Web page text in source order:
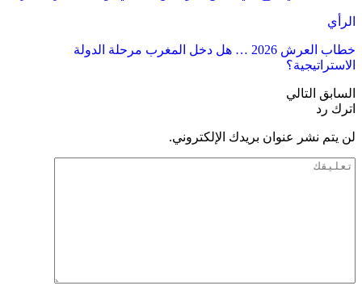
الرأي
خطاب العرش 2026 … هل دخل المغرب مرحلة الدولة
الاستراتيجية؟
السابق التالي
اترك رد
لن يتم نشر عنوان بريدك الإلكتروني.